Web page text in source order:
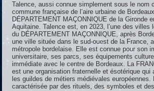
Talence, aussi connue simplement sous le nom
commune française de l’aire urbaine de
DÉPARTEMENT MAÇONNIQUE de la Gironde
Aquitaine. Talence est, en 2023, l’une des villes
du DÉPARTEMENT MAÇONNIQUE, après
une ville située dans le sud-ouest de la France,
métropole bordelaise. Elle est connue pour son
universitaire, ses parcs, ses équipements
immédiate avec le centre de Bordeaux. La
est une organisation fraternelle et ésotérique qui
les guildes de métiers médiévales européennes.
caractérisée par des rituels, des symboles et